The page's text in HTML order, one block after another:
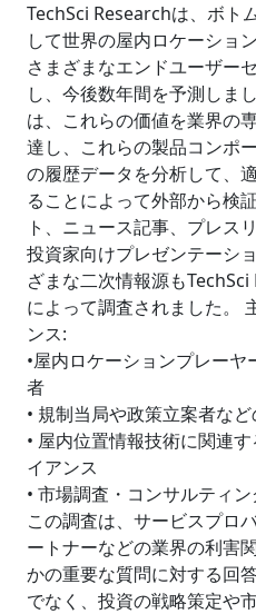
TechSci Researchは、ボト
して世界の屋内ロケーショ
さまざまなエンドユーザー
し、今後数年間を予測しま
は、これらの価値を業界の
達し、これらの製品コンポ
の履歴データを分析して、
ることによって外部から検
ト、ニュース記事、プレス
投資家向けプレゼンテーシ
ざまな二次情報源も
によって調査されました。
ンス:
•屋内ロケーションプレー
者
• 規制当局や政策立案者な
• 屋内位置情報技術に関連
イアンス
• 市場調査・コンサルティ
この調査は、サービスプロ
ートナーなどの業界の利害
かの重要な質問に対する回
でなく、投資の戦略策定や